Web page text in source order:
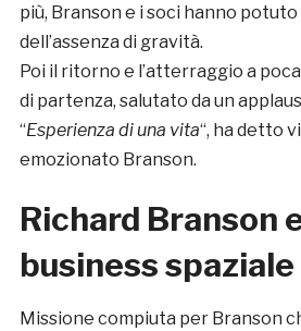
più, Branson e i soci hanno
dell’assenza di gravità.
Poi il ritorno e l’atterraggio a
di partenza, salutato da un
“Esperienza di una vita“, ha detto
emozionato Branson.
Richard Branson
business spaziale
Missione compiuta per Branson